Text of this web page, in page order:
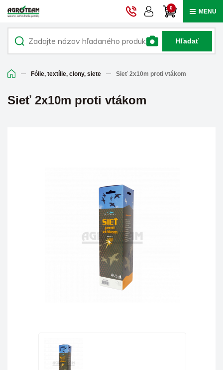
0 MENU
Hľadať
Fólie, textílie, clony, siete Sieť 2x10m proti vtákom
Sieť 2x10m proti vtákom